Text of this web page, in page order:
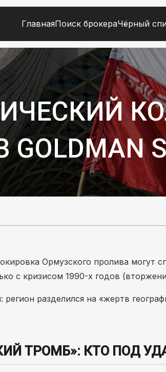
ГлавнаяПоиск брокераЧёрный
Ормузского пролива могут
с кризисом 1990-х годов
разделился на «жертв
ТРОМБ»: КТО ПОД